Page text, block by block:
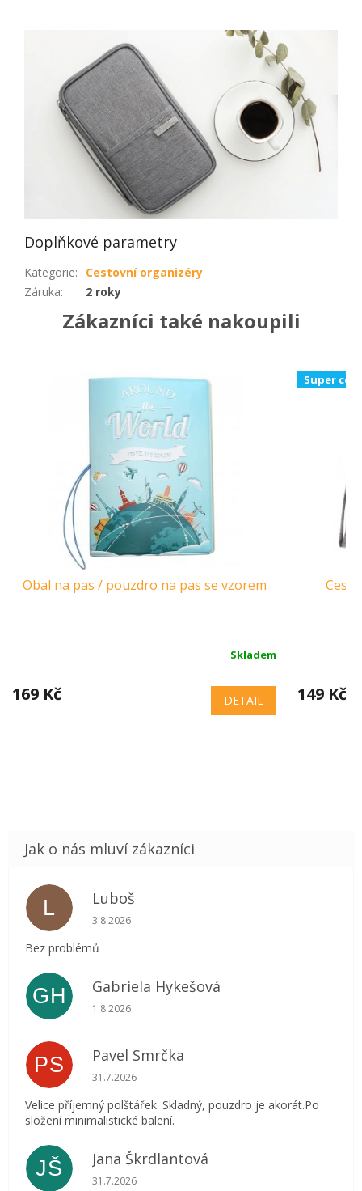
Doplňkové parametry
Kategorie:
Cestovní organizéry
Záruka: 2 roky
Zákazníci také nakoupili
Obal na pas / pouzdro na pas se vzorem
Skladem
169 Kč DETAIL
Super
149 Kč
L Luboš
Hodnocení obchodu je 5 z 5 hvězdiček.
3.8.2026
Bez problémů
GH Gabriela Hykešová
Hodnocení obchodu je 5 z 5 hvězdiček.
1.8.2026
PS Pavel Smrčka
Hodnocení obchodu je 5 z 5 hvězdiček.
31.7.2026
Velice příjemný polštářek. Skladný, pouzdro je akorát.Po
složení minimalistické balení.
JŠ Jana Škrdlantová
Hodnocení obchodu je 5 z 5 hvězdiček.
31.7.2026